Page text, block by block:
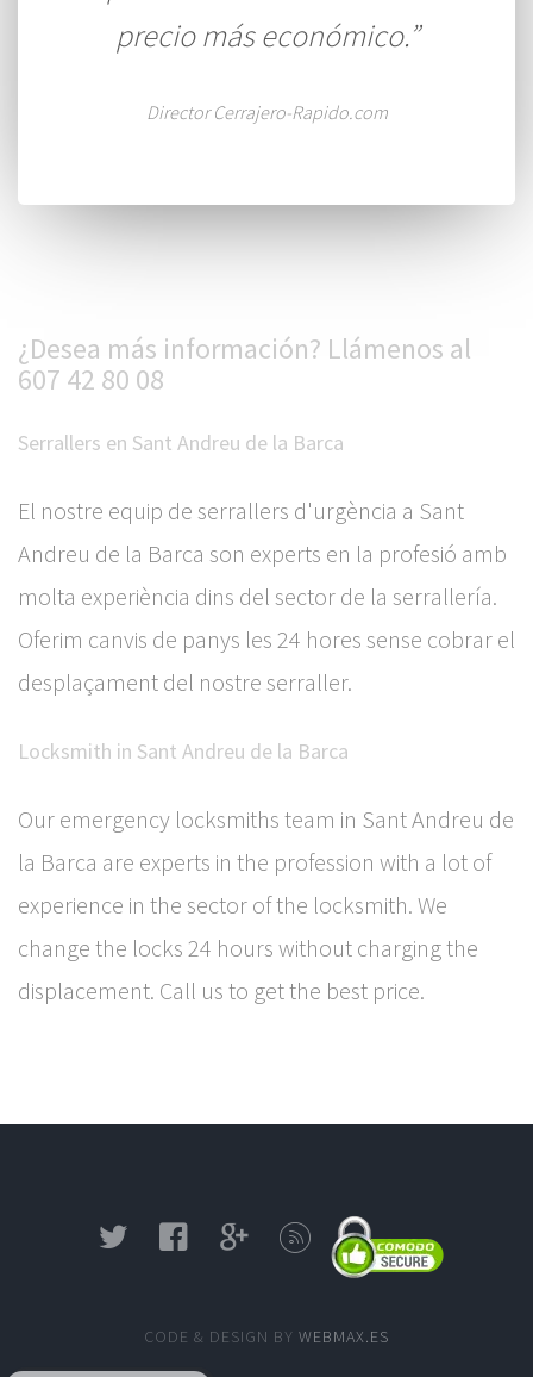
precio más económico.”
Director Cerrajero-Rapido.com
¿Desea más información? Llámenos al
607 42 80 08
Serrallers en Sant Andreu de la Barca
El nostre equip de serrallers d'urgència a Sant
Andreu de la Barca son experts en la profesió amb
molta experiència dins del sector de la serrallería.
Oferim canvis de panys les 24 hores sense cobrar el
desplaçament del nostre serraller.
Locksmith in Sant Andreu de la Barca
Our emergency locksmiths team in Sant Andreu de
la Barca are experts in the profession with a lot of
experience in the sector of the locksmith. We
change the locks 24 hours without charging the
displacement. Call us to get the best price.
CODE & DESIGN BY WEBMAX.ES